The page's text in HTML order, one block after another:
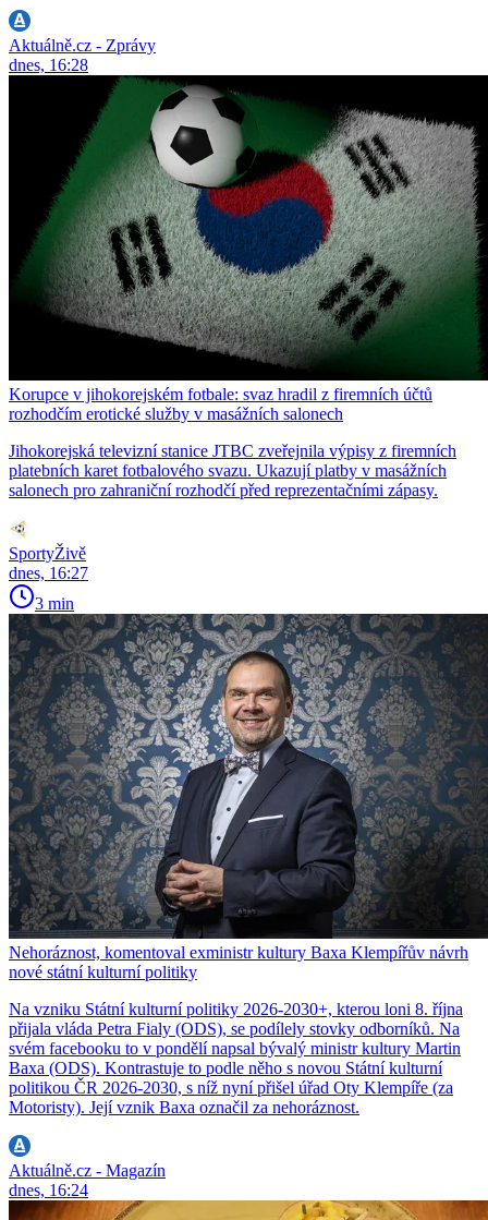
Aktuálně.cz - Zprávy
dnes, 16:28
Korupce v jihokorejském fotbale: svaz hradil z firemních účtů
rozhodčím erotické služby v masážních salonech
Jihokorejská televizní stanice JTBC zveřejnila výpisy z firemních
platebních karet fotbalového svazu. Ukazují platby v masážních
salonech pro zahraniční rozhodčí před reprezentačními zápasy.
SportyŽivě
dnes, 16:27
3 min
Nehoráznost, komentoval exministr kultury Baxa Klempířův návrh
nové státní kulturní politiky
Na vzniku Státní kulturní politiky 2026-2030+, kterou loni 8. října
přijala vláda Petra Fialy (ODS), se podílely stovky odborníků. Na
svém facebooku to v pondělí napsal bývalý ministr kultury Martin
Baxa (ODS). Kontrastuje to podle něho s novou Státní kulturní
politikou ČR 2026-2030, s níž nyní přišel úřad Oty Klempíře (za
Motoristy). Její vznik Baxa označil za nehoráznost.
Aktuálně.cz - Magazín
dnes, 16:24